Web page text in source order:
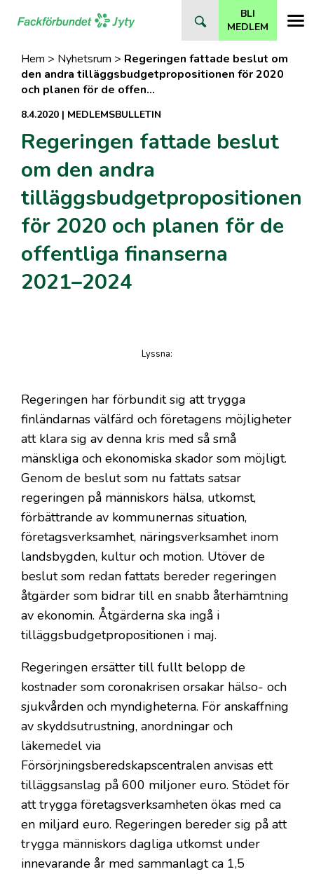
BLI
MEDLEM
Hem > Nyhetsrum > Regeringen fattade beslut om
den andra tilläggsbudgetpropositionen för 2020
och planen för de offen…
8.4.2020 | MEDLEMSBULLETIN
Regeringen fattade beslut
om den andra
tilläggsbudgetpropositionen
för 2020 och planen för de
offentliga finanserna
2021–2024
Lyssna:
Regeringen har förbundit sig att trygga
finländarnas välfärd och företagens möjligheter
att klara sig av denna kris med så små
mänskliga och ekonomiska skador som möjligt.
Genom de beslut som nu fattats satsar
regeringen på människors hälsa, utkomst,
förbättrande av kommunernas situation,
företagsverksamhet, näringsverksamhet inom
landsbygden, kultur och motion. Utöver de
beslut som redan fattats bereder regeringen
åtgärder som bidrar till en snabb återhämtning
av ekonomin. Åtgärderna ska ingå i
tilläggsbudgetpropositionen i maj.
Regeringen ersätter till fullt belopp de
kostnader som coronakrisen orsakar hälso- och
sjukvården och myndigheterna. För anskaffning
av skyddsutrustning, anordningar och
läkemedel via
Försörjningsberedskapscentralen anvisas ett
tilläggsanslag på 600 miljoner euro. Stödet för
att trygga företagsverksamheten ökas med ca
en miljard euro. Regeringen bereder sig på att
trygga människors dagliga utkomst under
innevarande år med sammanlagt ca 1,5